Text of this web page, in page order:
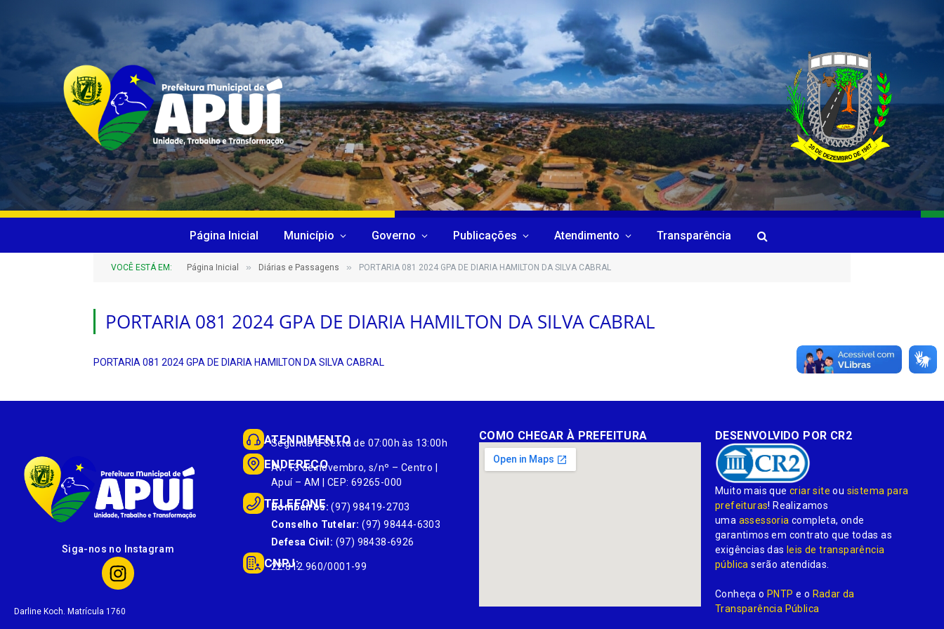
Página Inicial Município Governo Publicações Atendimento Transparência
VOCÊ ESTÁ EM: Página Inicial » Diárias e Passagens » PORTARIA 081 2024 GPA DE DIARIA HAMILTON DA SILVA CABRAL
PORTARIA 081 2024 GPA DE DIARIA HAMILTON DA SILVA CABRAL
PORTARIA 081 2024 GPA DE DIARIA HAMILTON DA SILVA CABRAL
Siga-nos no Instagram
Darline Koch. Matrícula 1760
ATENDIMENTO
Segunda à Sexta de 07:00h às 13:00h
ENDEREÇO
Av. 13 de novembro, s/nº – Centro |
Apuí – AM | CEP: 69265-000
TELEFONE
Bombeiros: (97) 98419-2703
Conselho Tutelar: (97) 98444-6303
Defesa Civil: (97) 98438-6926
CNPJ:
22.812.960/0001-99
COMO CHEGAR À PREFEITURA DESENVOLVIDO POR CR2
Muito mais quecriar site ou sistema para
prefeituras! Realizamos
uma assessoria completa, onde
garantimos em contrato que todas as
exigências dasleis de transparência
pública serão atendidas.
Conheça oPNTP e o Radar da
Transparência Pública